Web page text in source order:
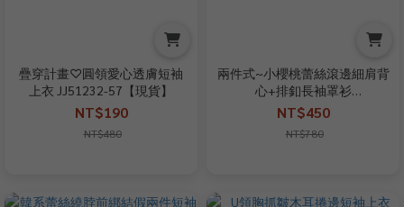
疊穿計畫♡圓領愛心透膚短袖
上衣 JJ51232-57【現貨】
NT$190
NT$480
兩件式~小櫻桃蕾絲滾邊細肩背
心+排釦長袖罩衫
SO2820A12【現+預】
NT$450
NT$780